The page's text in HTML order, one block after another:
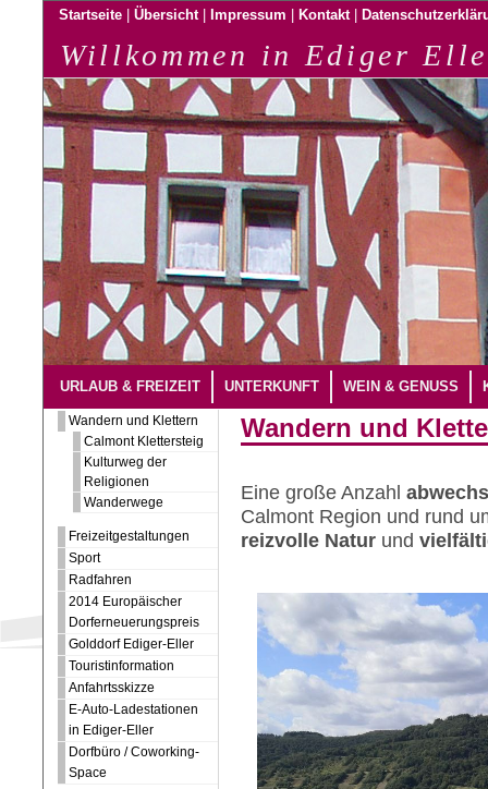
Startseite Übersicht Impressum Kontakt
Willkommen in Ediger
URLAUB & FREIZEIT UNTERKUNFT WEIN & GENUSS
Wandern und Klettern
Calmont Klettersteig
Kulturweg der
Religionen
Wanderwege
Freizeitgestaltungen
Sport
Radfahren
2014 Europäischer
Dorferneuerungspreis
Golddorf Ediger-Eller
Touristinformation
Anfahrtsskizze
E-Auto-Ladestationen
in Ediger-Eller
Dorfbüro / Coworking-
Space
Wandern und
Eine große Anzahl
Calmont Region und rund
reizvolle Natur und